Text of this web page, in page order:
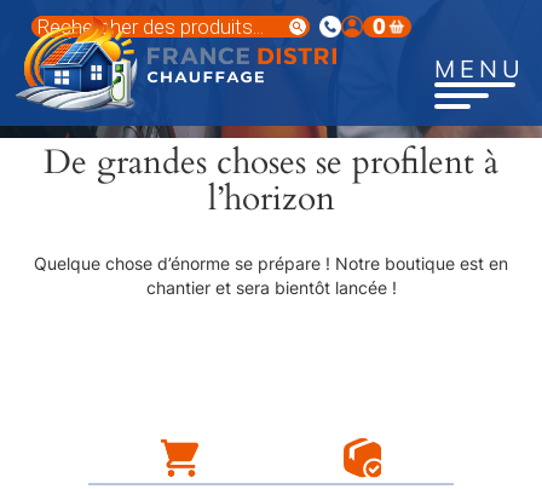
contenu
principal
Recherche
de
produits
0
MENU
De grandes choses se profilent à
l’horizon
Quelque chose d’énorme se prépare ! Notre boutique est en
chantier et sera bientôt lancée !